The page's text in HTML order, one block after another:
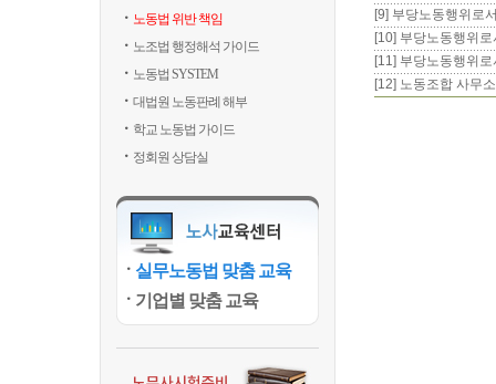
노동법 위반 책임
노조법 행정해석 가이드
노동법 SYSTEM
대법원 노동판례 해부
학교 노동법 가이드
정회원 상담실
실무노동법 맞춤 교육
기업별 맞춤 교육
[9] 부당노동행위로
[10] 부당노동행위
[11] 부당노동행위
[12] 노동조합 사무